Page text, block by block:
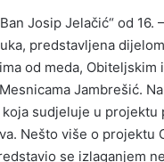
Josip Jelačić“ od 16.
predstavljena
od meda, Obiteljskim
Jambrešić.
sudjeluje u
Nešto više o projektu
se izlaganjem